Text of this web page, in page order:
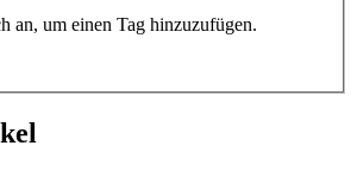
an, um einen Tag hinzuzufügen.